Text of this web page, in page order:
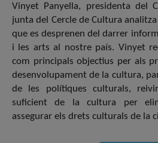
Vinyet Panyella, presidenta del
junta del Cercle de Cultura
que es desprenen del darrer
i les arts al nostre país. Vinyet
com principals objectius per als
desenvolupament de la cultura,
de les polítiques culturals,
suficient de la cultura per
assegurar els drets culturals de la